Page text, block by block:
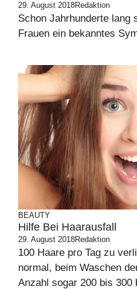
29. August 2018Redaktion
Schon Jahrhunderte lang
Frauen ein bekanntes
BEAUTY
Hilfe Bei Haarausfall
29. August 2018Redaktion
100 Haare pro Tag zu
normal, beim Waschen
Anzahl sogar 200 bis 300